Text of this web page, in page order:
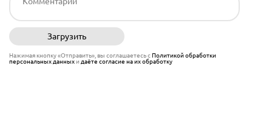
Загрузить
Нажимая кнопку «Отправить», вы соглашаетесь сПолитикой обработки
персональных данныхи даёте согласие на их обработку